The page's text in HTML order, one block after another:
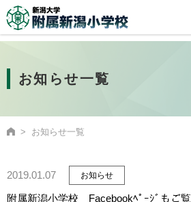
お知らせ一覧
お知らせ一覧
2019.01.07 お知らせ
附属新潟小学校 Facebookﾍﾟｰｼﾞもご